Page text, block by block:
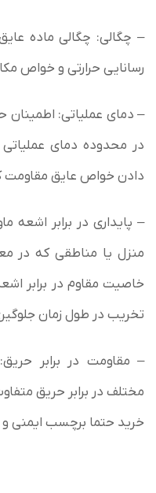
– چگالی: چگالی ماده
رسانایی حرارتی و خواص
– دمای عملیاتی: اطمینان
در محدوده دمای
دادن خواص عایق مقاومت
– پایداری در برابر اشعه
منزل یا مناطقی که در
خاصیت مقاوم در برابر
تخریب در طول زمان
– مقاومت در برابر
مختلف در برابر حریق
خرید حتما برچسب ایمنی و